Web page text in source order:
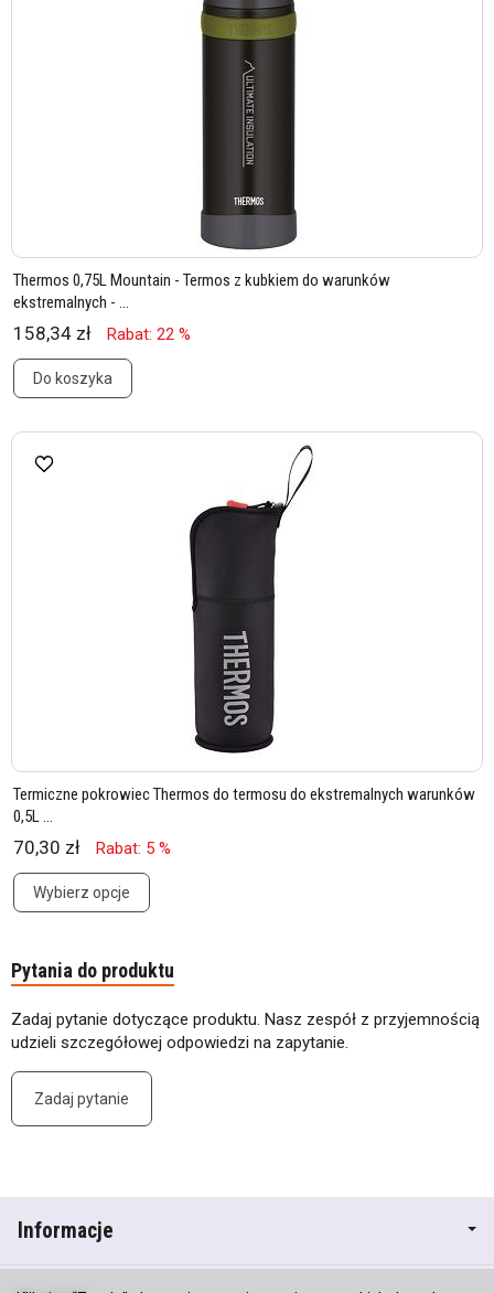
Thermos 0,75L Mountain - Termos z kubkiem do warunków
ekstremalnych - ...
158,34 zł Rabat: 22 %
Do koszyka
Termiczne pokrowiec Thermos do termosu do ekstremalnych warunków
0,5L ...
70,30 zł Rabat: 5 %
Wybierz opcje
Pytania do produktu
Zadaj pytanie dotyczące produktu. Nasz zespół z przyjemnością
udzieli szczegółowej odpowiedzi na zapytanie.
Zadaj pytanie
Informacje